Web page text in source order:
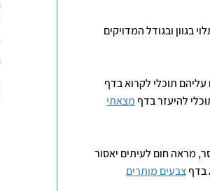
ובגודל המדויקים
תוכלי לקרוא בדף
להיעזר בדף מצאתי
מראה חום לעיתים יאסור
בדףצבעים מותרים